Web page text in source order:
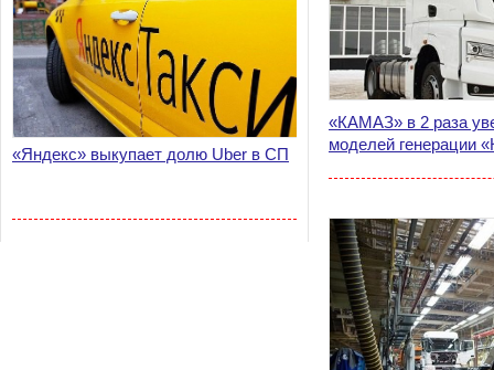
«Яндекс» выкупает долю Uber в СП
«КАМАЗ» в 2 раза
моделей генерации